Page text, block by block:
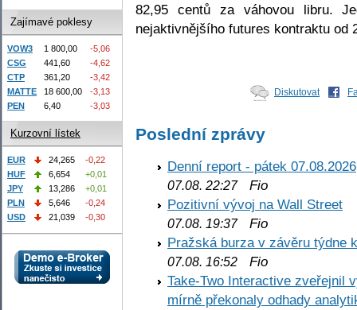
82,95 centů za váhovou libru.
nejaktivnějšího futures kontraktu od
Diskutovat
Poslední zprávy
Denní report - pátek 07.08.2026
07.08. 22:27Fio
Pozitivní vývoj na Wall Street
07.08. 19:37Fio
Pražská burza v závěru týdne
07.08. 16:52 Fio
Take-Two Interactive zveřejnil
mírně překonaly odhady
Zajímavé poklesy
VOW3 1 800,00
-5,06
CSG
441,60
-4,62
CTP
361,20
-3,42
MATTE
18 600,00
-3,13
PEN
6,40 -3,03
Kurzovní lístek
EUR 24,265
-0,22
HUF
6,654
+0,01
JPY
13,286
+0,01
PLN
5,646
-0,24
USD
21,039 -0,30